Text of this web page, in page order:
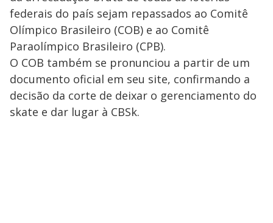
federais do país sejam repassados ao Comitê
Olímpico Brasileiro (COB) e ao Comitê
Paraolímpico Brasileiro (CPB).
O COB também se pronunciou a partir de um
documento oficial em seu site, confirmando a
decisão da corte de deixar o gerenciamento do
skate e dar lugar à CBSk.